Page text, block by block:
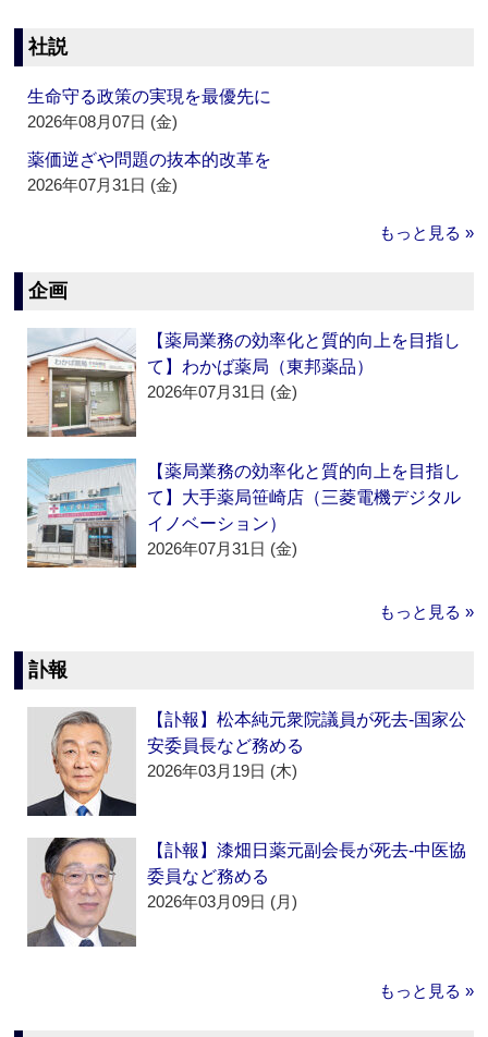
社説
生命守る政策の実現を最優先に
2026年08月07日 (金)
薬価逆ざや問題の抜本的改革を
2026年07月31日 (金)
もっと見る »
企画
【薬局業務の効率化と質的向上を目指し
て】わかば薬局（東邦薬品）
2026年07月31日 (金)
【薬局業務の効率化と質的向上を目指し
て】大手薬局笹崎店（三菱電機デジタル
イノベーション）
2026年07月31日 (金)
もっと見る »
訃報
【訃報】松本純元衆院議員が死去‐国家公
安委員長など務める
2026年03月19日 (木)
【訃報】漆畑日薬元副会長が死去‐中医協
委員など務める
2026年03月09日 (月)
もっと見る »